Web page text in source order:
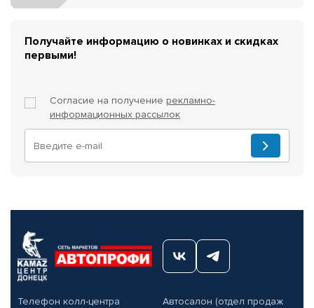
Получайте информацию о новинках и скидках
первыми!
Согласие на получение рекламно-
информационных рассылок
Телефон колл-центра
Автосалон (отдел продаж